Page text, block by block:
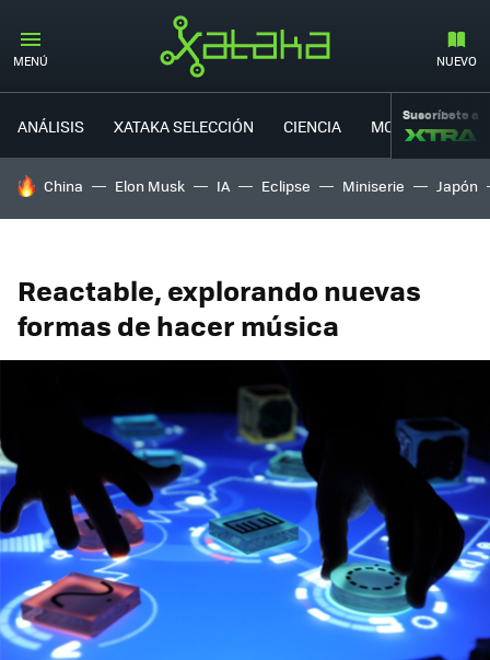
MENÚ NUEVO
ANÁLISIS XATAKA SELECCIÓN CIENCIA MOVILIDAD
Suscríbete a
HOY SE HABLA DE
China Elon Musk IA Eclipse Miniserie Japón
Reactable, explorando nuevas
formas de hacer música